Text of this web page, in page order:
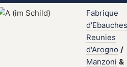
Fabrique
d'Ebauches
Reunies
d'Arogno /
Manzoni &